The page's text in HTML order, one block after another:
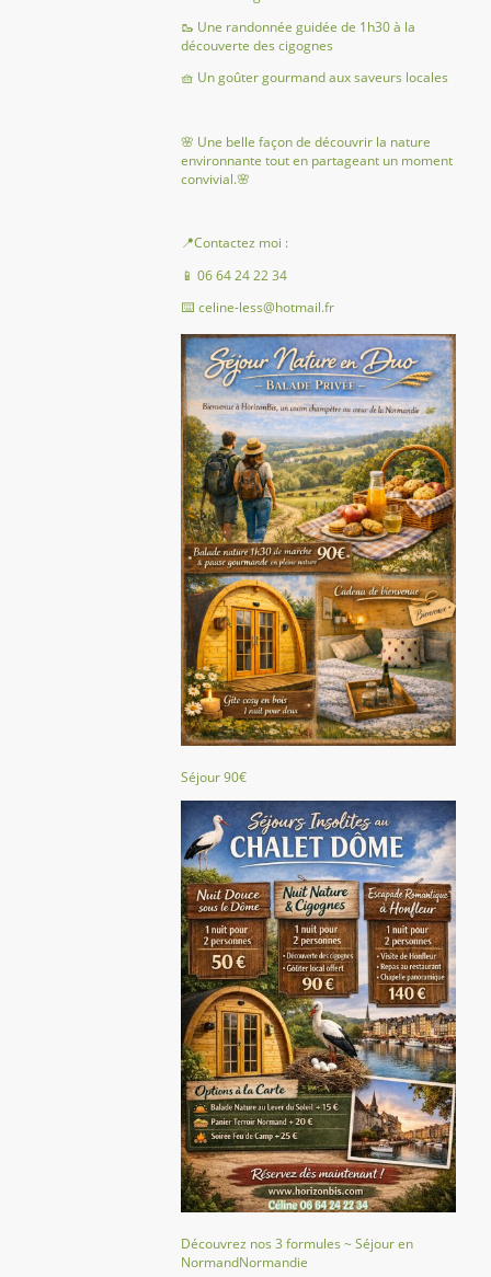
🥾 Une randonnée guidée de 1h30 à la
découverte des cigognes
🧺 Un goûter gourmand aux saveurs locales
🌸 Une belle façon de découvrir la nature
environnante tout en partageant un moment
convivial.🌸
📍Contactez moi :
📱 06 64 24 22 34
⌨️ celine-less@hotmail.fr
Séjour 90€
Découvrez nos 3 formules ~ Séjour en
NormandNormandie